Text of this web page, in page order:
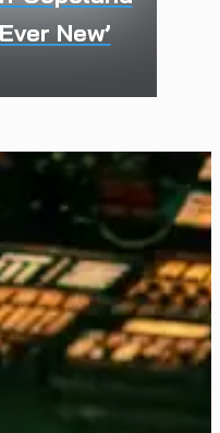
New’